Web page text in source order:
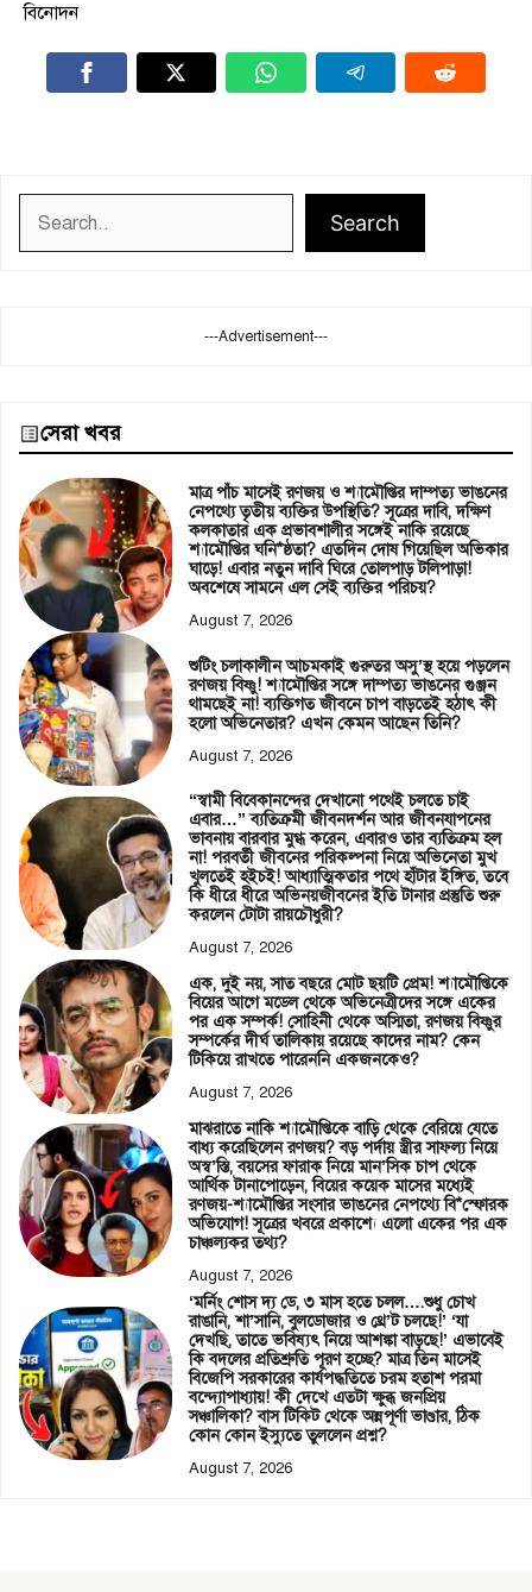
বিনোদন
Search
---Advertisement---
সেরা খবর
মাত্র পাঁচ মাসেই রণজয় ও শ্যামৌপ্তির দাম্পত্য ভাঙনের
নেপথ্যে তৃতীয় ব্যক্তির উপস্থিতি? সূত্রের দাবি, দক্ষিণ
কলকাতার এক প্রভাবশালীর সঙ্গেই নাকি রয়েছে
শ্যামৌপ্তির ঘনি*ষ্ঠতা? এতদিন দোষ গিয়েছিল অভিকার
ঘাড়ে! এবার নতুন দাবি ঘিরে তোলপাড় টলিপাড়া!
অবশেষে সামনে এল সেই ব্যক্তির পরিচয়?
August 7, 2026
শুটিং চলাকালীন আচমকাই গুরুতর অসু’স্থ হয়ে পড়লেন
রণজয় বিষ্ণু! শ্যামৌপ্তির সঙ্গে দাম্পত্য ভাঙনের গুঞ্জন
থামছেই না! ব্যক্তিগত জীবনে চাপ বাড়তেই হঠাৎ কী
হলো অভিনেতার? এখন কেমন আছেন তিনি?
August 7, 2026
“স্বামী বিবেকানন্দের দেখানো পথেই চলতে চাই
এবার…” ব্যতিক্রমী জীবনদর্শন আর জীবনযাপনের
ভাবনায় বারবার মুগ্ধ করেন, এবারও তার ব্যতিক্রম হল
না! পরবর্তী জীবনের পরিকল্পনা নিয়ে অভিনেতা মুখ
খুলতেই হইচই! আধ্যাত্মিকতার পথে হাঁটার ইঙ্গিত, তবে
কি ধীরে ধীরে অভিনয়জীবনের ইতি টানার প্রস্তুতি শুরু
করলেন টোটা রায়চৌধুরী?
August 7, 2026
এক, দুই নয়, সাত বছরে মোট ছয়টি প্রেম! শ্যামৌপ্তিকে
বিয়ের আগে মডেল থেকে অভিনেত্রীদের সঙ্গে একের
পর এক সম্পর্ক! সোহিনী থেকে অস্মিতা, রণজয় বিষ্ণুর
সম্পর্কের দীর্ঘ তালিকায় রয়েছে কাদের নাম? কেন
টিকিয়ে রাখতে পারেননি একজনকেও?
August 7, 2026
মাঝরাতে নাকি শ্যামৌপ্তিকে বাড়ি থেকে বেরিয়ে যেতে
বাধ্য করেছিলেন রণজয়? বড় পর্দায় স্ত্রীর সাফল্য নিয়ে
অস্ব’স্তি, বয়সের ফারাক নিয়ে মান’সিক চাপ থেকে
আর্থিক টানাপোড়েন, বিয়ের কয়েক মাসের মধ্যেই
রণজয়-শ্যামৌপ্তির সংসার ভাঙনের নেপথ্যে বি*স্ফোরক
অভিযোগ! সূত্রের খবরে প্রকাশ্যে এলো একের পর এক
চাঞ্চল্যকর তথ্য?
August 7, 2026
‘মর্নিং শোস দ্য ডে, ৩ মাস হতে চলল….শুধু চোখ
রাঙানি, শা’সানি, বুলডোজার ও থ্রে’ট চলছে!’ ‘যা
দেখছি, তাতে ভবিষ্যৎ নিয়ে আশঙ্কা বাড়ছে!’ এভাবেই
কি বদলের প্রতিশ্রুতি পূরণ হচ্ছে? মাত্র তিন মাসেই
বিজেপি সরকারের কার্যপদ্ধতিতে চরম হতাশ পরমা
বন্দ্যোপাধ্যায়! কী দেখে এতটা ক্ষুব্ধ জনপ্রিয়
সঞ্চালিকা? বাস টিকিট থেকে অন্নপূর্ণা ভাণ্ডার, ঠিক
কোন কোন ইস্যুতে তুললেন প্রশ্ন?
August 7, 2026